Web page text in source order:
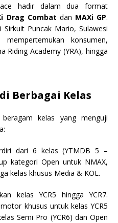
hadir dalam dua format
Drag Combat dan MAXi GP.
Puncak Mario, Sulawesi
konsumen,
Riding Academy (YRA), hingga
Berbagai Kelas
kelas yang menguji
dari 6 kelas (YTMDB 5 –
kategori Open untuk NMAX,
kelas khusus Media & KOL.
kelas YCR5 hingga YCR7.
khusus untuk kelas YCR5
Semi Pro (YCR6) dan Open